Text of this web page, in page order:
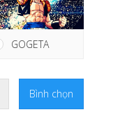
GOGETA
Bình chọn